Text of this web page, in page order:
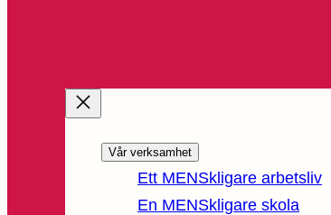
Vår verksamhet
Ett MENSkligare arbetsliv
En MENSkligare skola